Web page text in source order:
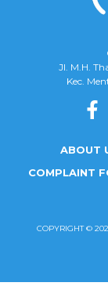
Jl. M.H.
Kec.
ABOUT
COMPLAINT
COPYRIGHT ©